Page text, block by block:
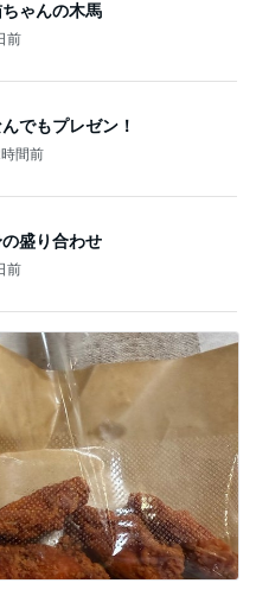
ゃんの木馬
前
でもプレゼン！
間前
盛り合わせ
前